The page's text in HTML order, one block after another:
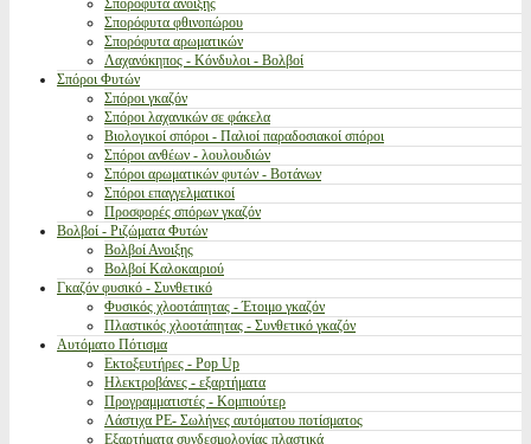
Σπορόφυτα άνοιξης
Σπορόφυτα φθινοπώρου
Σπορόφυτα αρωματικών
Λαχανόκηπος - Κόνδυλοι - Βολβοί
Σπόροι Φυτών
Σπόροι γκαζόν
Σπόροι λαχανικών σε φάκελα
Βιολογικοί σπόροι - Παλιοί παραδοσιακοί σπόροι
Σπόροι ανθέων - λουλουδιών
Σπόροι αρωματικών φυτών - Βοτάνων
Σπόροι επαγγελματικοί
Προσφορές σπόρων γκαζόν
Βολβοί - Ριζώματα Φυτών
Βολβοί Ανοιξης
Βολβοί Καλοκαιριού
Γκαζόν φυσικό - Συνθετικό
Φυσικός χλοοτάπητας - Έτοιμο γκαζόν
Πλαστικός χλοοτάπητας - Συνθετικό γκαζόν
Αυτόματο Πότισμα
Εκτοξευτήρες - Pop Up
Ηλεκτροβάνες - εξαρτήματα
Προγραμματιστές - Κομπιούτερ
Λάστιχα PE- Σωλήνες αυτόματου ποτίσματος
Εξαρτήματα συνδεσμολογίας πλαστικά